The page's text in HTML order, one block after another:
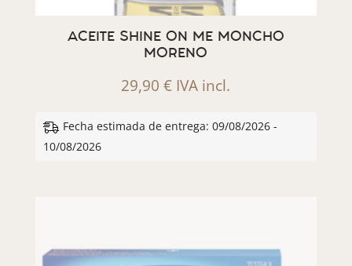
ACEITE SHINE ON ME MONCHO
MORENO
29,90€ IVA incl.
Fecha estimada de entrega: 09/08/2026 -
10/08/2026